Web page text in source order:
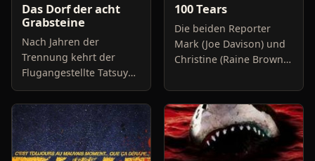
Das Dorf der acht
Grabsteine
Nach Jahren der
Trennung kehrt der
Flugangestellte Tatsuya
zu seiner Familie zurück.
In seinem Heimatort soll
er als letzter männlicher
Nachkomme das Familie
100 Tears
Die beiden Reporter
Mark (Joe Davison) und
Christine (Raine Brown)
auf belanglose
Boulevard-Meldungen
und befassen sich
neuerdings mit Se